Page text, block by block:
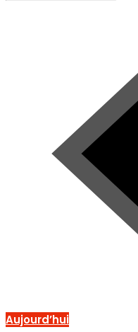
Aujourd’hui